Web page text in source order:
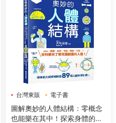
台灣東販 電子書
圖解奧妙的人體結構：零概念
也能樂在其中！探索身體的組